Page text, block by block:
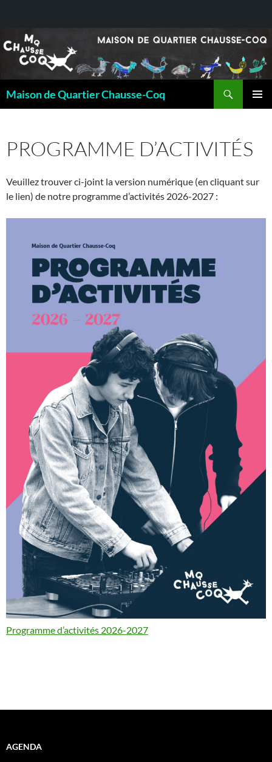
Maison de Quartier Chausse-Coq
PROGRAMME D’ACTIVITÉS
Veuillez trouver ci-joint la version numérique (en cliquant sur
le lien) de notre programme d’activités 2026-2027 :
Programme d’activités 2026-2027
AGENDA